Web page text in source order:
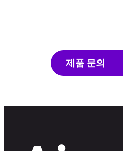
제품 문의